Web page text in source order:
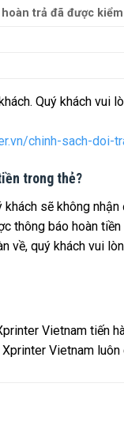
trả đã được
Quý khách
chinh-sach-doi-
trong thẻ?
sẽ không
thông báo hoàn
quý khách vui
Vietnam tiến
Vietnam